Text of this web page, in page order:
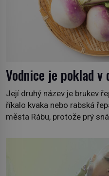
Vodnice je poklad v
Její druhý název je brukev
říkalo kvaka nebo rabská
města Rábu, protože prý
někdy i v obchodech. Její